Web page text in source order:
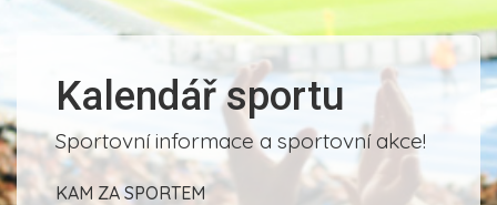
Kalendář sportu
Sportovní informace a sportovní akce!
KAM ZA SPORTEM